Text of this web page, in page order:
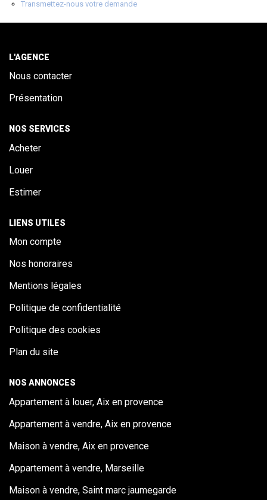
CONTACT
Transmettez-nous votre demande
L'AGENCE
Nous contacter
Présentation
NOS SERVICES
Acheter
Louer
Estimer
LIENS UTILES
Mon compte
Nos honoraires
Mentions légales
Politique de confidentialité
Politique des cookies
Plan du site
NOS ANNONCES
Appartement à louer, Aix en provence
Appartement à vendre, Aix en provence
Maison à vendre, Aix en provence
Appartement à vendre, Marseille
Maison à vendre, Saint marc jaumegarde